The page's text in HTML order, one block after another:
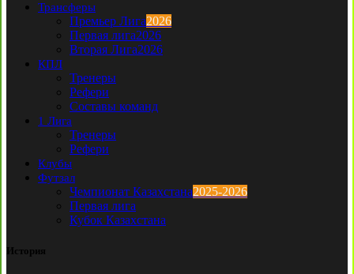
Трансферы
Премьер Лига2026
Первая лига2026
Вторая Лига2026
КПЛ
Тренеры
Рефери
Составы команд
1 Лига
Тренеры
Рефери
Клубы
Футзал
Чемпионат Казахстана2025-2026
Первая лига
Кубок Казахстана
История